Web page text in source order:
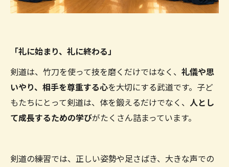
「礼に始まり、礼に終わる」
剣道は、竹刀を使って技を磨くだけではなく、 礼儀や思
いやり、相手を尊重する心を大切にする武道です。子ど
もたちにとって剣道は、体を鍛えるだけでなく、 人とし
て成長するための学びがたくさん詰まっています。
剣道の練習では、正しい姿勢や足さばき、大きな声での